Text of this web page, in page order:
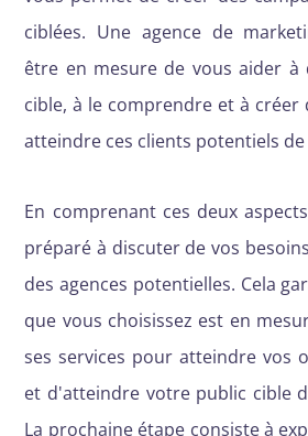
ciblées. Une agence de
être en mesure de vous aider
cible, à le comprendre et à créer
atteindre ces clients potentiels
En comprenant ces deux
préparé à discuter de vos
des agences potentielles. Cela
que vous choisissez est en
ses services pour atteindre vos
et d'atteindre votre public cible
La prochaine étape consiste à